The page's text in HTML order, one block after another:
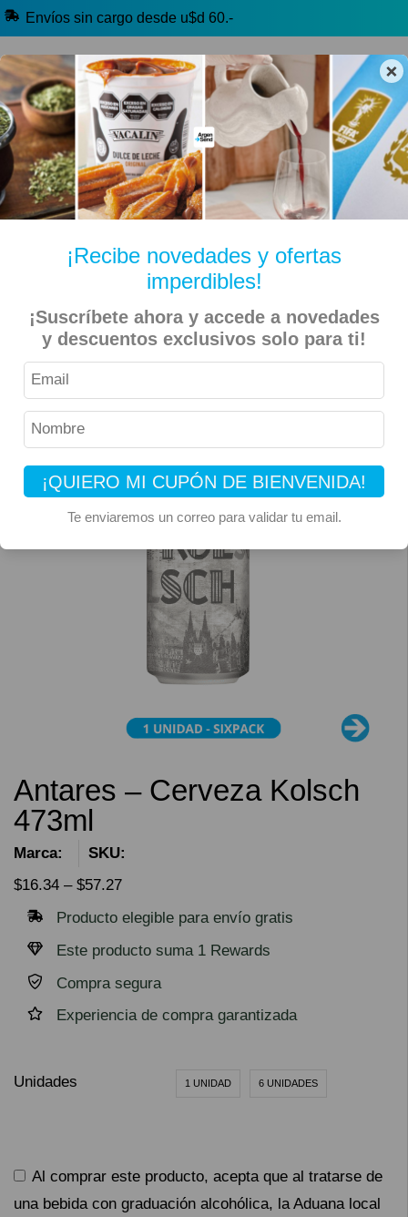
×
¡Recibe novedades y ofertas
imperdibles!
¡Suscríbete ahora y accede a novedades
y descuentos exclusivos solo para ti!
¡QUIERO MI CUPÓN DE BIENVENIDA!
Te enviaremos un correo para validar tu email.
Envíos sin cargo desde u$d 60.-
🔥 Selección Argentina
🧉 Clásicos argentinos 🏷️ Todas las categorías
Inicio Especiales Beer Day
Antares – Cerveza Kolsch 473ml
Antares – Cerveza Kolsch
473ml
Marca:
SKU:
$16.34 – $57.27
Producto elegible para envío gratis
Este producto suma 1 Rewards
Compra segura
Experiencia de compra garantizada
Unidades 1 UNIDAD 6 UNIDADES
Al comprar este producto, acepta que al tratarse de
una bebida con graduación alcohólica, la Aduana local